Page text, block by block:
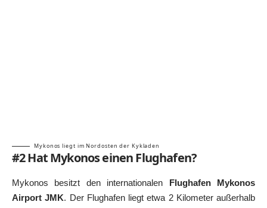
Mykonos liegt im Nordosten der Kykladen
#2 Hat Mykonos einen Flughafen?
Mykonos besitzt den internationalen Flughafen Mykonos
Airport JMK. Der Flughafen liegt etwa 2 Kilometer außerhalb